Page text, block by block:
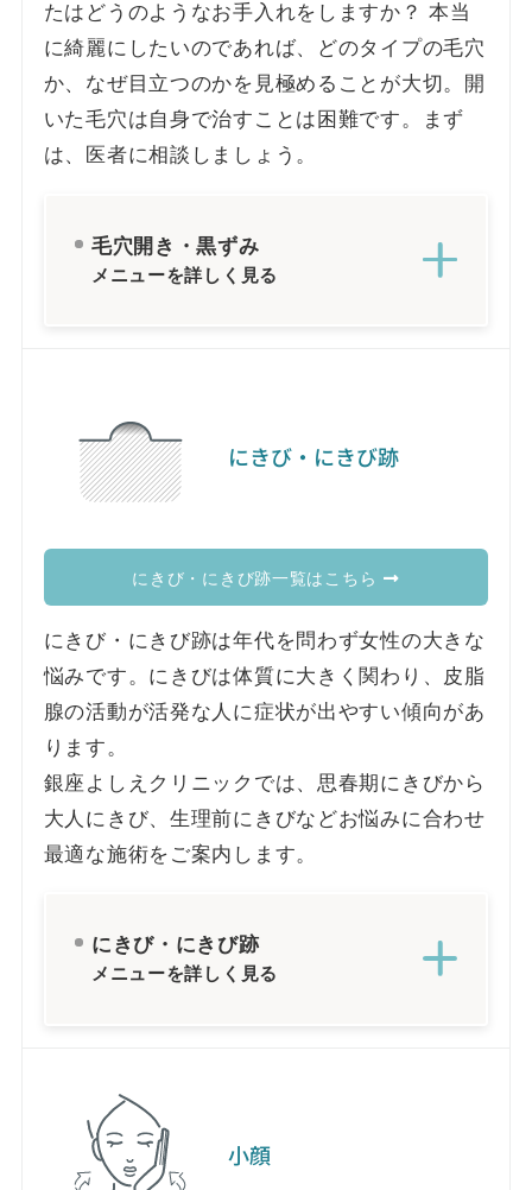
たはどうのようなお手入れをしますか？ 本当
に綺麗にしたいのであれば、どのタイプの毛穴
か、なぜ目立つのかを見極めることが大切。開
いた毛穴は自身で治すことは困難です。まず
は、医者に相談しましょう。
毛穴開き・黒ずみ
メニューを詳しく見る
にきび・にきび跡
にきび・にきび跡一覧はこちら
にきび・にきび跡は年代を問わず女性の大きな
悩みです。にきびは体質に大きく関わり、皮脂
腺の活動が活発な人に症状が出やすい傾向があ
ります。
銀座よしえクリニックでは、思春期にきびから
大人にきび、生理前にきびなどお悩みに合わせ
最適な施術をご案内します。
にきび・にきび跡
メニューを詳しく見る
小顔